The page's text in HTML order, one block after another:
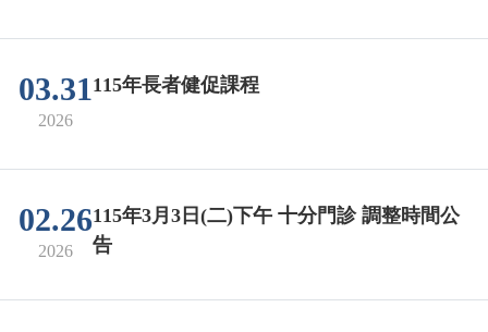
03.31
2026
115年長者健促課程
02.26
2026
115年3月3日(二)下午 十分門診 調整時間公
告